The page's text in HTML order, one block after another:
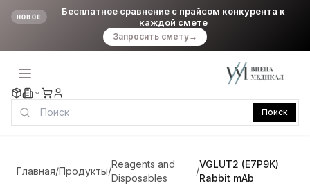
НОВОЕ
Бесплатное сравнение с прайсом конкурента к
каждой смете
Запросить смету→
Поиск
Главная/Продукты/
Reagents and
Disposables
/
VGLUT2 (E7P9K)
Rabbit mAb